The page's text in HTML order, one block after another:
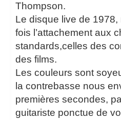
Thompson.
Le disque live de
fois l’attachement aux
standards,celles des
des films.
Les couleurs sont
la contrebasse nous
premières secondes,
guitariste ponctue de